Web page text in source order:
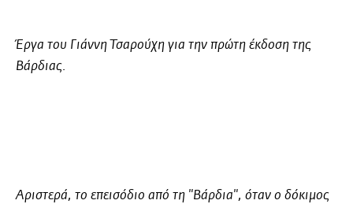
Έργα του Γιάννη Τσαρούχη για την πρώτη έκδοση της
Βάρδιας.
Αριστερά, το επεισόδιο από τη "Βάρδια", όταν ο δόκιμος